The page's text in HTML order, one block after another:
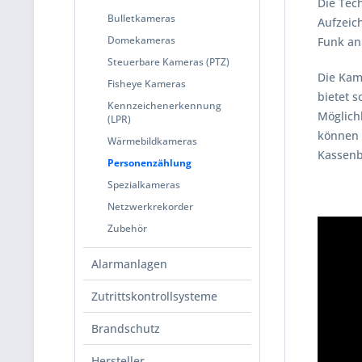
Bulletkameras
Domekameras
Steuerbare Kameras (PTZ)
Fisheye Kameras
Kennzeichenerkennung
(LPR)
Wärmebildkameras
Personenzählung
Spezialkameras
Netzwerkrekorder
Zubehör
Alarmanlagen
Zutrittskontrollsysteme
Brandschutz
Funk
Die
bietet